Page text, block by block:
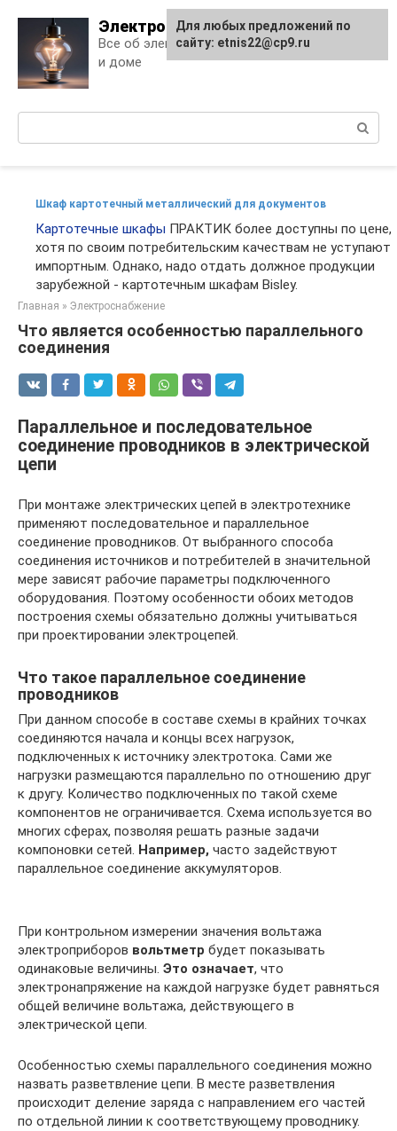
content
Электро Дело
Все об электричестве в квартире
и доме
Шкаф картотечный металлический для документов
Картотечные шкафы ПРАКТИК более доступны по цене,
хотя по своим потребительским качествам не уступают
импортным. Однако, надо отдать должное продукции
зарубежной - картотечным шкафам Bisley.
Главная » Электроснабжение
Что является особенностью параллельного
соединения
Параллельное и последовательное
соединение проводников в электрической
цепи
При монтаже электрических цепей в электротехнике
применяют последовательное и параллельное
соединение проводников. От выбранного способа
соединения источников и потребителей в значительной
мере зависят рабочие параметры подключенного
оборудования. Поэтому особенности обоих методов
построения схемы обязательно должны учитываться
при проектировании электроцепей.
Что такое параллельное соединение
проводников
При данном способе в составе схемы в крайних точках
соединяются начала и концы всех нагрузок,
подключенных к источнику электротока. Сами же
нагрузки размещаются параллельно по отношению друг
к другу. Количество подключенных по такой схеме
компонентов не ограничивается. Схема используется во
многих сферах, позволяя решать разные задачи
компоновки сетей. Например, часто задействуют
параллельное соединение аккумуляторов.
При контрольном измерении значения вольтажа
электроприборов вольтметр будет показывать
одинаковые величины. Это означает, что
электронапряжение на каждой нагрузке будет равняться
общей величине вольтажа, действующего в
электрической цепи.
Особенностью схемы параллельного соединения можно
назвать разветвление цепи. В месте разветвления
происходит деление заряда с направлением его частей
по отдельной линии к соответствующему проводнику.
Для любых предложений по
сайту: etnis22@cp9.ru